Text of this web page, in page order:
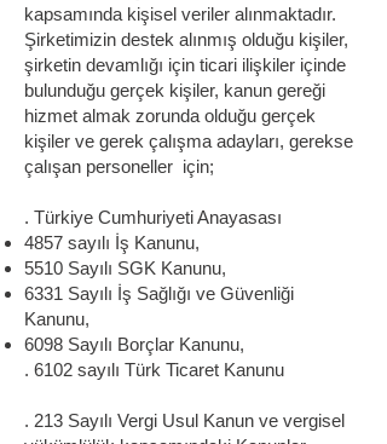
kapsamında kişisel veriler alınmaktadır.
Şirketimizin destek alınmış olduğu kişiler,
şirketin devamlığı için ticari ilişkiler içinde
bulunduğu gerçek kişiler, kanun gereği
hizmet almak zorunda olduğu gerçek
kişiler ve gerek çalışma adayları, gerekse
çalışan personeller için;
. Türkiye Cumhuriyeti Anayasası
4857 sayılı İş Kanunu,
5510 Sayılı SGK Kanunu,
6331 Sayılı İş Sağlığı ve Güvenliği
Kanunu,
6098 Sayılı Borçlar Kanunu,
. 6102 sayılı Türk Ticaret Kanunu
. 213 Sayılı Vergi Usul Kanun ve vergisel